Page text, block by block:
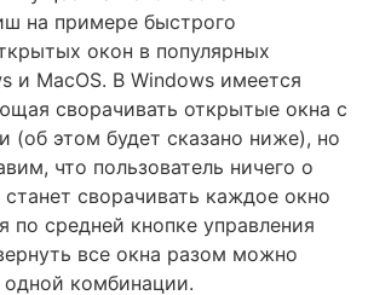
на примере быстрого
окон в популярных
и MacOS. В Windows имеется
сворачивать открытые окна с
этом будет сказано ниже), но
что пользователь ничего о
станет сворачивать каждое окно
по средней кнопке управления
все окна разом можно
комбинации.